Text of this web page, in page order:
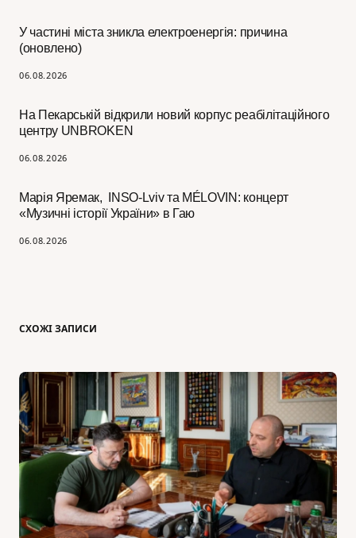
У частині міста зникла електроенергія: причина
(оновлено)
06.08.2026
На Пекарській відкрили новий корпус реабілітаційного
центру UNBROKEN
06.08.2026
Марія Яремак, INSO-Lviv та MÉLOVIN: концерт
«Музичні історії України» в Гаю
06.08.2026
СХОЖІ ЗАПИСИ